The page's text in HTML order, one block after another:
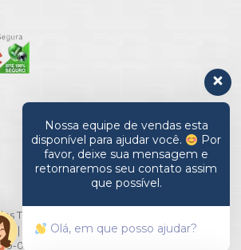
Toalhas. All Rights Reserved | CNPJ:
| Rua Barão de Ladário, 516/518 - Brás -
000 | TEL: 11-2694-3371 | 2694-3291 |
Nossa equipe de vendas esta
disponível para ajudar você.
Por
favor, deixe sua mensagem e
retornaremos seu contato assim
que possível.
Olá, em que posso ajudar?